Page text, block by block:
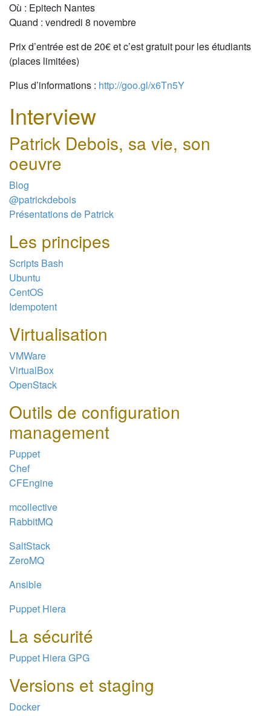
Où : Epitech Nantes
Quand : vendredi 8 novembre
Prix d’entrée est de 20€ et c’est gratuit pour les étudiants
(places limitées)
Plus d’informations : http://goo.gl/x6Tn5Y
Interview
Patrick Debois, sa vie, son
oeuvre
Blog
@patrickdebois
Présentations de Patrick
Les principes
Scripts Bash
Ubuntu
CentOS
Idempotent
Virtualisation
VMWare
VirtualBox
OpenStack
Outils de configuration
management
Puppet
Chef
CFEngine
mcollective
RabbitMQ
SaltStack
ZeroMQ
Ansible
Puppet Hiera
La sécurité
Puppet Hiera GPG
Versions et staging
Docker